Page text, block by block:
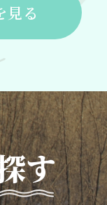
見る
す